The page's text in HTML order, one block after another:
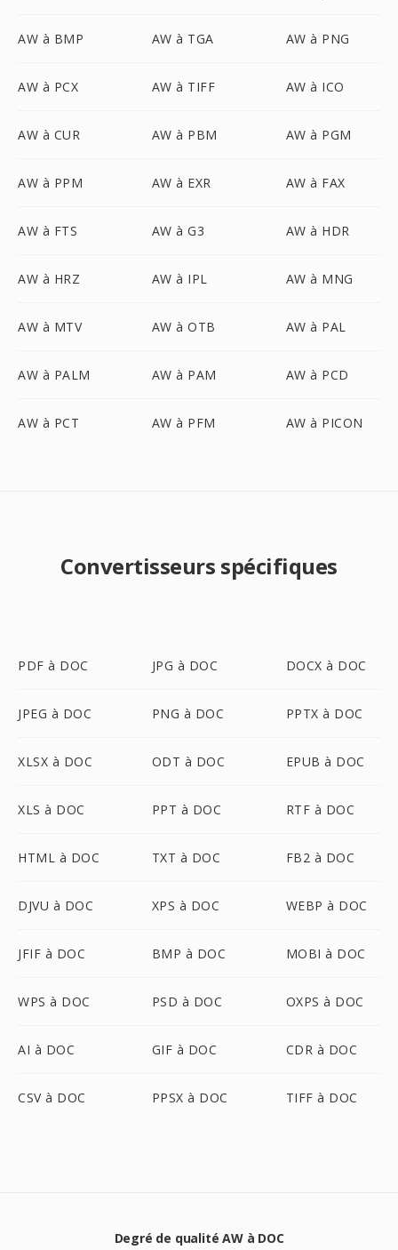
AW à BMP AW à TGA AW à PNG
AW à PCX AW à TIFF AW à ICO
AW à CUR AW à PBM AW à PGM
AW à PPM AW à EXR AW à FAX
AW à FTS AW à G3 AW à HDR
AW à HRZ AW à IPL AW à MNG
AW à MTV AW à OTB AW à PAL
AW à PALM AW à PAM AW à PCD
AW à PCT AW à PFM AW à PICON
Convertisseurs spécifiques
PDF à DOC JPG à DOC DOCX à DOC
JPEG à DOC PNG à DOC PPTX à DOC
XLSX à DOC ODT à DOC EPUB à DOC
XLS à DOC PPT à DOC RTF à DOC
HTML à DOC TXT à DOC FB2 à DOC
DJVU à DOC XPS à DOC WEBP à DOC
JFIF à DOC BMP à DOC MOBI à DOC
WPS à DOC PSD à DOC OXPS à DOC
AI à DOC GIF à DOC CDR à DOC
CSV à DOC PPSX à DOC TIFF à DOC
Degré de qualité AW à DOC